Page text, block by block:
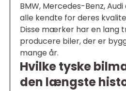
BMW, Mercedes-Benz,
alle kendte for deres
Disse mærker har en lang
producere biler, der er
mange år.
Hvilke tyske
den længste